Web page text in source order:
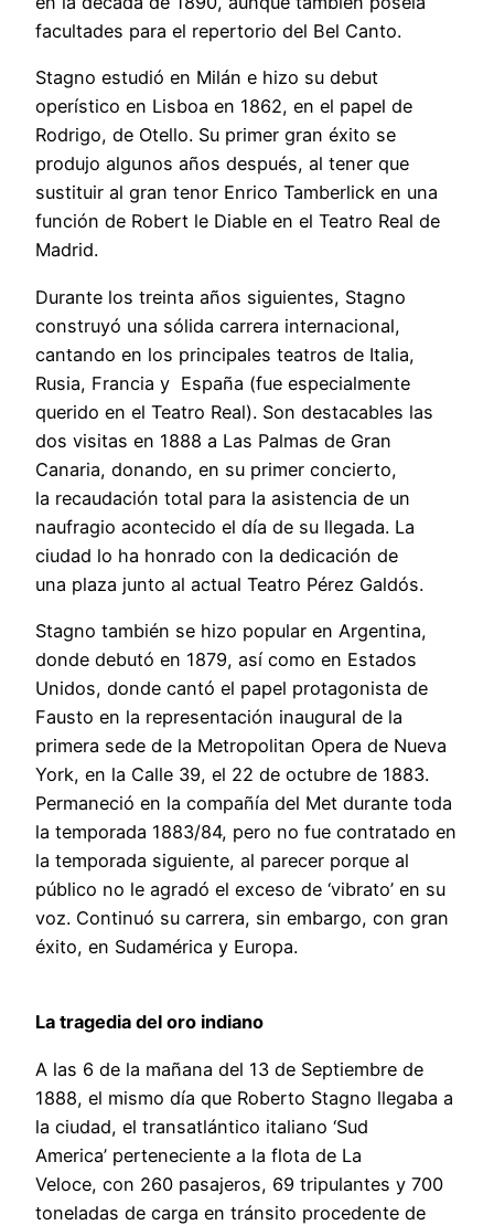
facultades para el repertorio del Bel Canto.
Stagno estudió en Milán e hizo su debut
operístico en Lisboa en 1862, en el papel de
Rodrigo, de Otello. Su primer gran éxito se
produjo algunos años después, al tener que
sustituir al gran tenor Enrico Tamberlick en una
función de Robert le Diable en el Teatro Real de
Madrid.
Durante los treinta años siguientes, Stagno
construyó una sólida carrera internacional,
cantando en los principales teatros de Italia,
Rusia, Francia y España (fue especialmente
querido en el Teatro Real). Son destacables las
dos visitas en 1888 a Las Palmas de Gran
Canaria, donando, en su primer concierto,
la recaudación total para la asistencia de un
naufragio acontecido el día de su llegada. La
ciudad lo ha honrado con la dedicación de
una plaza junto al actual Teatro Pérez Galdós.
Stagno también se hizo popular en Argentina,
donde debutó en 1879, así como en Estados
Unidos, donde cantó el papel protagonista de
Fausto en la representación inaugural de la
primera sede de la Metropolitan Opera de Nueva
York, en la Calle 39, el 22 de octubre de 1883.
Permaneció en la compañía del Met durante toda
la temporada 1883/84, pero no fue contratado en
la temporada siguiente, al parecer porque al
público no le agradó el exceso de ‘vibrato’ en su
voz. Continuó su carrera, sin embargo, con gran
éxito, en Sudamérica y Europa.
La tragedia del oro indiano
A las 6 de la mañana del 13 de Septiembre de
1888, el mismo día que Roberto Stagno llegaba a
la ciudad, el transatlántico italiano ‘Sud
America’ perteneciente a la flota de La
Veloce, con 260 pasajeros, 69 tripulantes y 700
toneladas de carga en tránsito procedente de